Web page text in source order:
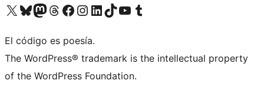
Visit our X (formerly Twitter) account
Visit our Bluesky account
Visita nuestra cuenta de Twitter
Visit our Threads account
Visita nuestra página de Facebook
Visite nuestra cuenta de Instagram
Visit our LinkedIn account
Visit our TikTok account
Visit our YouTube channel
Visit our Tumblr account
El código es poesía.
The WordPress® trademark is the intellectual property
of the WordPress Foundation.